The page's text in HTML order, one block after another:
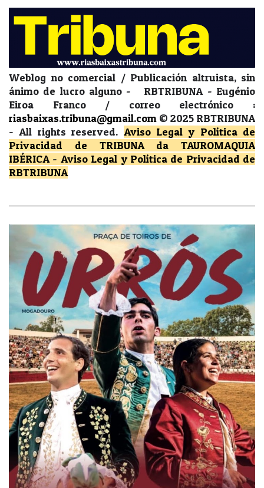
Weblog no comercial / Publicación altruista, sin
ánimo de lucro alguno - RBTRIBUNA - Eugénio
Eiroa Franco / correo electrónico :
riasbaixas.tribuna@gmail.com © 2025 RBTRIBUNA
-All rights reserved. Aviso Legal y Política de
Privacidad
de TRIBUNA da TAUROMAQUIA
IBÉRICA- Aviso Legal y Política de Privacidad de
RBTRIBUNA